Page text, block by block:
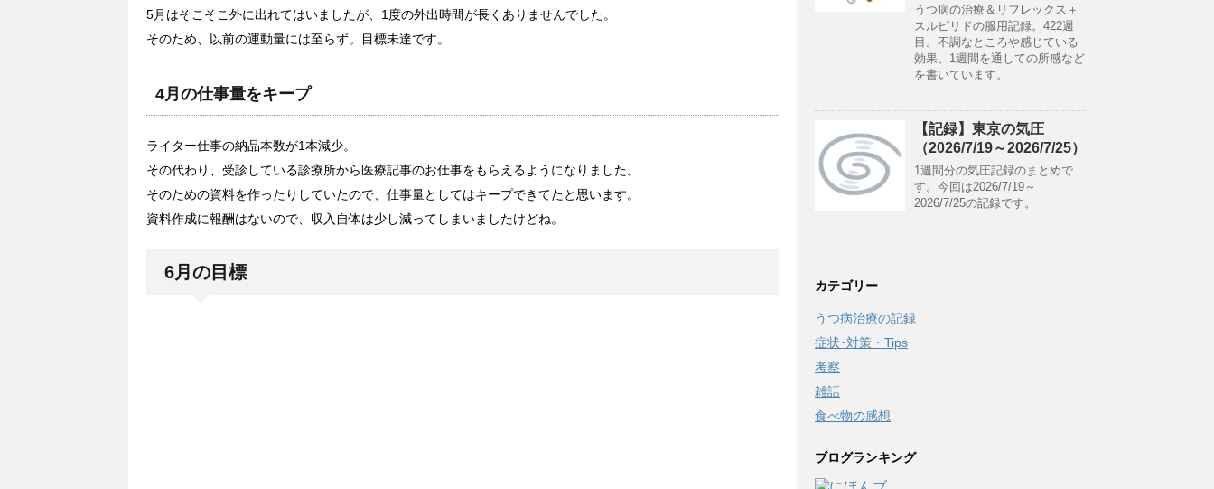
5月はそこそこ外に出れてはいましたが、1度の外出時間が長くありませんでした。
そのため、以前の運動量には至らず。目標未達です。
4月の仕事量をキープ
ライター仕事の納品本数が1本減少。
その代わり、受診している診療所から医療記事のお仕事をもらえるようになりました。
そのための資料を作ったりしていたので、仕事量としてはキープできてたと思います。
資料作成に報酬はないので、収入自体は少し減ってしまいましたけどね。
6月の目標
うつ病の治療＆リフレックス＋
スルピリドの服用記録。422週
目。不調なところや感じている
効果、1週間を通しての所感など
を書いています。
【記録】東京の気圧
（2026/7/19～2026/7/25）
1週間分の気圧記録のまとめで
す。今回は2026/7/19～
2026/7/25の記録です。
カテゴリー
うつ病治療の記録
症状･対策・Tips
考察
雑話
食べ物の感想
ブログランキング